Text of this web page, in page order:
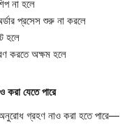
না হলে
প্রসেস শুরু না করলে
হলে
করতে অক্ষম হলে
করাযেতেপারে
অনুরোধ গ্রহণ নাও করা হতে পারে—